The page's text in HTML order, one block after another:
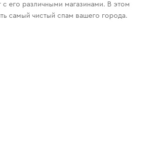
его различными магазинами. В этом
самый чистый спам вашего города.